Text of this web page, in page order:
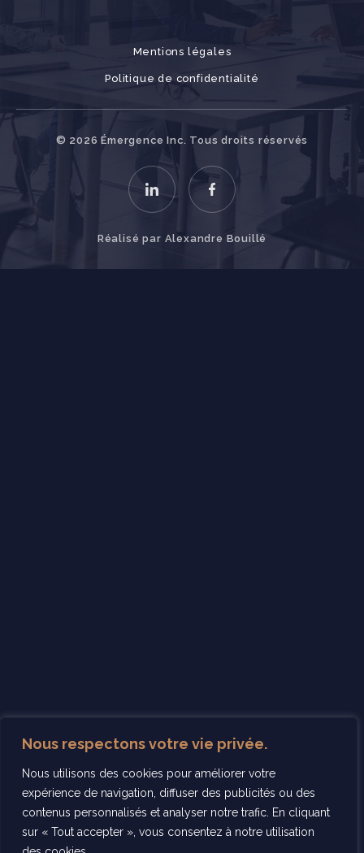
Nous respectons votre vie privée.
Nous utilisons des cookies pour améliorer votre
expérience de navigation, diffuser des publicités ou des
contenus personnalisés et analyser notre trafic. En cliquant
sur « Tout accepter », vous consentez à notre utilisation
Mentions légales
Politique de confidentialité
© 2026 Émergence Inc. Tous droits réservés
Réalisé par Alexandre Bouillé